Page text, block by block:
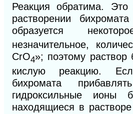
Реакция обратима. Это
растворении
образуется
незначительное,
СrO4»; поэтому раствор
кислую
реакцию.
бихромата
гидроксильные ионы
находящиеся в